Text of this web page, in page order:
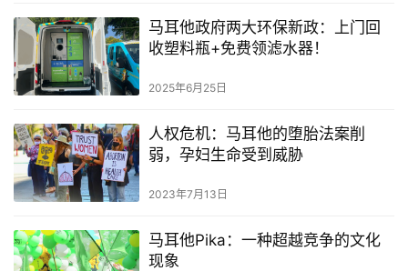
马耳他政府两大环保新政：上门回
收塑料瓶+免费领滤水器！
2025年6月25日
人权危机：马耳他的堕胎法案削
弱，孕妇生命受到威胁
2023年7月13日
马耳他Pika：一种超越竞争的文化
现象